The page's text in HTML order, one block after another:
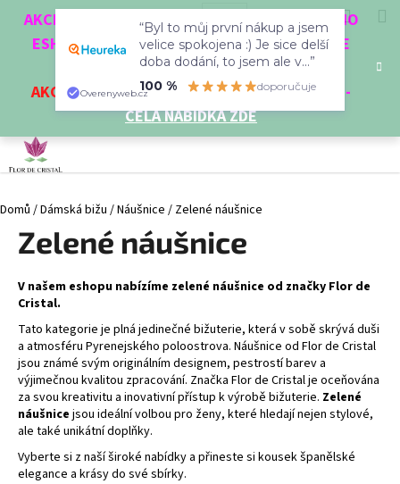
AKCE 3 + 1 ZDARMA. NAKUPTE 4 VĚCI Z NAŠEHO
ESHOPU A ČTVRTÝ NEJLEVNĚJŠÍ DOSTANETE
ZDARMA!
AKCENA VYBRANÉ VÝROBKY-SLEVA AŽ 35% -
CELÁ NABÍDKA ZDE
HledatPřihlášení
Domů /Dámská bižu /Náušnice / Zelené náušnice
Zelené náušnice
V našem eshopu nabízíme zelené náušnice od značky Flor de
Cristal.
Tato kategorie je plná jedinečné bižuterie, která v sobě skrývá duši
a atmosféru Pyrenejského poloostrova. Náušnice od Flor de Cristal
jsou známé svým originálním designem, pestrostí barev a
výjimečnou kvalitou zpracování. Značka Flor de Cristal je oceňována
za svou kreativitu a inovativní přístup k výrobě bižuterie. Zelené
náušnice jsou ideální volbou pro ženy, které hledají nejen stylové,
ale také unikátní doplňky.
Vyberte si z naší široké nabídky a přineste si kousek španělské
elegance a krásy do své sbírky.
Zpět
Zpět
p
o
ř
e
b
u
j
e
t
e
n
a
j
í
“Byl to můj první nákup a jsem
velice spokojena :) Je sice delší
doba dodání, to jsem ale v...”
100 %
doporučuje
Overenyweb.cz